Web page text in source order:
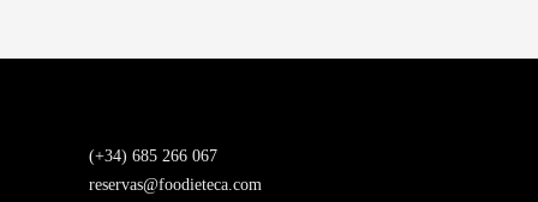
(+34) 685 266 067
reservas@foodieteca.com